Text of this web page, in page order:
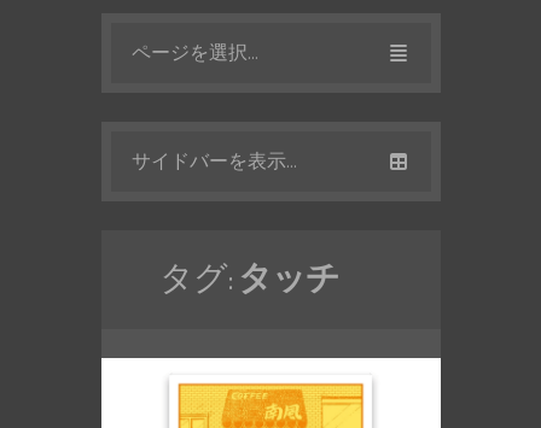
ページを選択...
サイドバーを表示...
タグ: タッチ